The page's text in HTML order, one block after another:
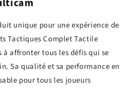
unique pour une expérience de
Tactiques Complet Tactile
à affronter tous les défis qui se
Sa qualité et sa performance en
pour tous les joueurs